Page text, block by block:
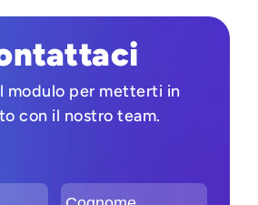
modulo per metterti in
con il nostro team.